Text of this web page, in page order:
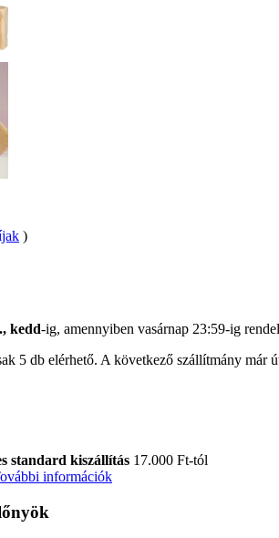
)
kedd-ig, amennyiben vasárnap 23:59-ig
5 db elérhető. A következő szállítmány már
standard kiszállítás 17.000 Ft-tól
információk